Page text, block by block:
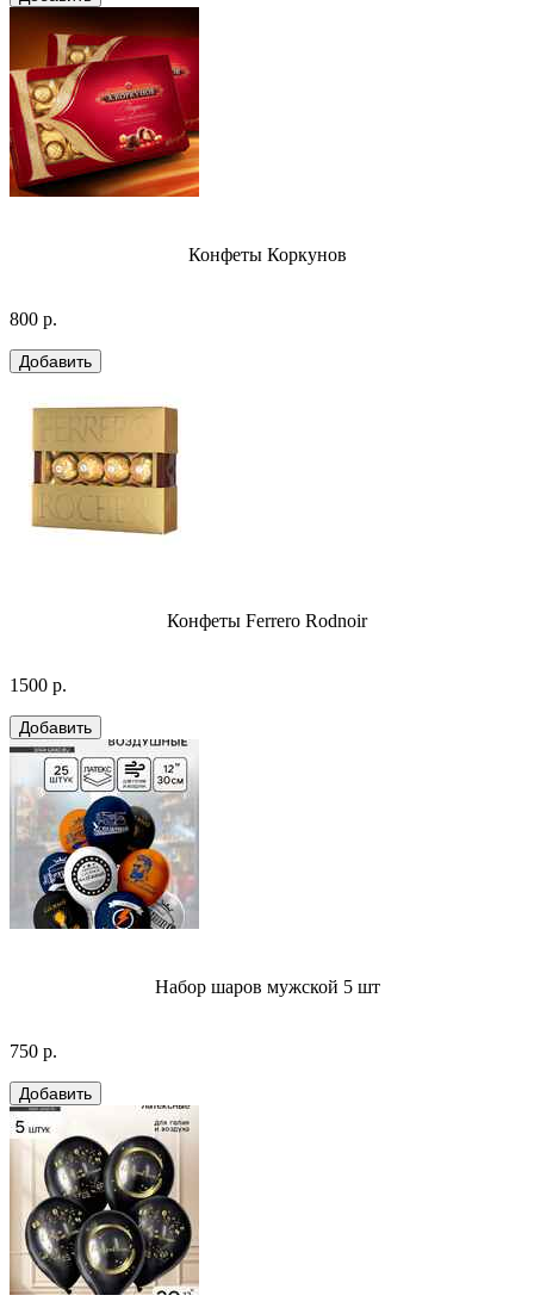
Конфеты Коркунов
800 р.
Конфеты Ferrero Rodnoir
1500 р.
Набор шаров мужской 5 шт
750 р.